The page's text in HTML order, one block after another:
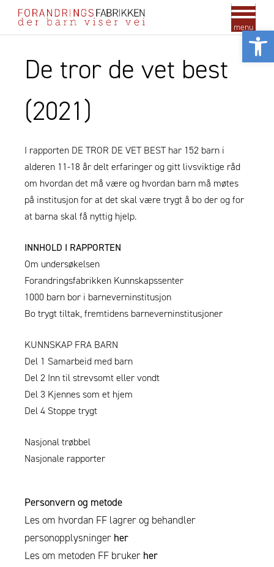
menu
De tror de vet best
(2021)
I rapporten DE TROR DE VET BEST har 152 barn i
alderen 11-18 år delt erfaringer og gitt livsviktige råd
om hvordan det må være og hvordan barn må møtes
på institusjon for at det skal være trygt å bo der og for
at barna skal få nyttig hjelp.
INNHOLD I RAPPORTEN
Om undersøkelsen
Forandringsfabrikken Kunnskapssenter
1000 barn bor i barneverninstitusjon
Bo trygt tiltak, fremtidens barneverninstitusjoner
KUNNSKAP FRA BARN
Del 1 Samarbeid med barn
Del 2 Inn til strevsomt eller vondt
Del 3 Kjennes som et hjem
Del 4 Stoppe trygt
Nasjonal trøbbel
Nasjonale rapporter
Personvern og metode
Les om hvordan FF lagrer og behandler
personopplysninger her
Les om metoden FF bruker her